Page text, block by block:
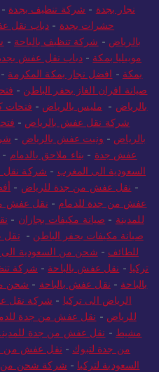
ورش مبيدات بجدة -دباب نقل
نجار بجدة -شركة تنظيف بجدة
حشرات بجدة- دباب نقل
بالرياض-شركة تنظيف بالباحة-
موبيليا بمكة -دباب نقل عفش
بمكة -افضل نجار بمكة المكرمة
صيانة افران الغاز بحفر الباطن-
بالرياض- مليس بالرياض -فتحات
شركة نقل عفش بالرياض
-
بالرياض
-ونيت عفش بالرياض-
عفش جدة
-بناء ملاحق بالدمام-
السعودية الى المغرب-شركة
-نقل عفش من جدة للرياض-
عفش من جدة للدمام- نقل عفش
للمدينة-صيانة مكيفات بجازان-
صيانة مكيفات بحفر الباطن-نقل
للطائف -شحن من السعودية الى
تركيا- نقل عفش بالباحة- شركة
بالباحة -نقل عفش بالباحة -شحن
الرياض الى تركيا- شركة نقل
للرياض -نقل عفش من جدة
مشيط -نقل عفش من جدة
من جدة لتبوك-نقل عفش من